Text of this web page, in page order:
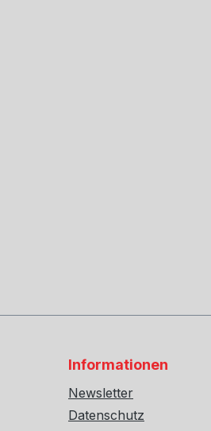
Informationen
Newsletter
Datenschutz